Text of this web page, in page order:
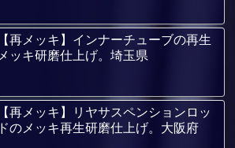
【再メッキ】インナーチューブの再生
メッキ研磨仕上げ。埼玉県
【再メッキ】リヤサスペンションロッ
ドのメッキ再生研磨仕上げ。大阪府